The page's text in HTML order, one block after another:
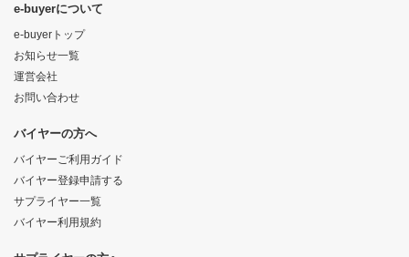
e-buyerについて
e-buyerトップ
お知らせ一覧
運営会社
お問い合わせ
バイヤーの方へ
バイヤーご利用ガイド
バイヤー登録申請する
サプライヤー一覧
バイヤー利用規約